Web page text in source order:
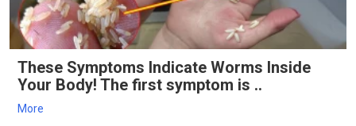
These Symptoms Indicate Worms Inside
Your Body! The first symptom is ..
More